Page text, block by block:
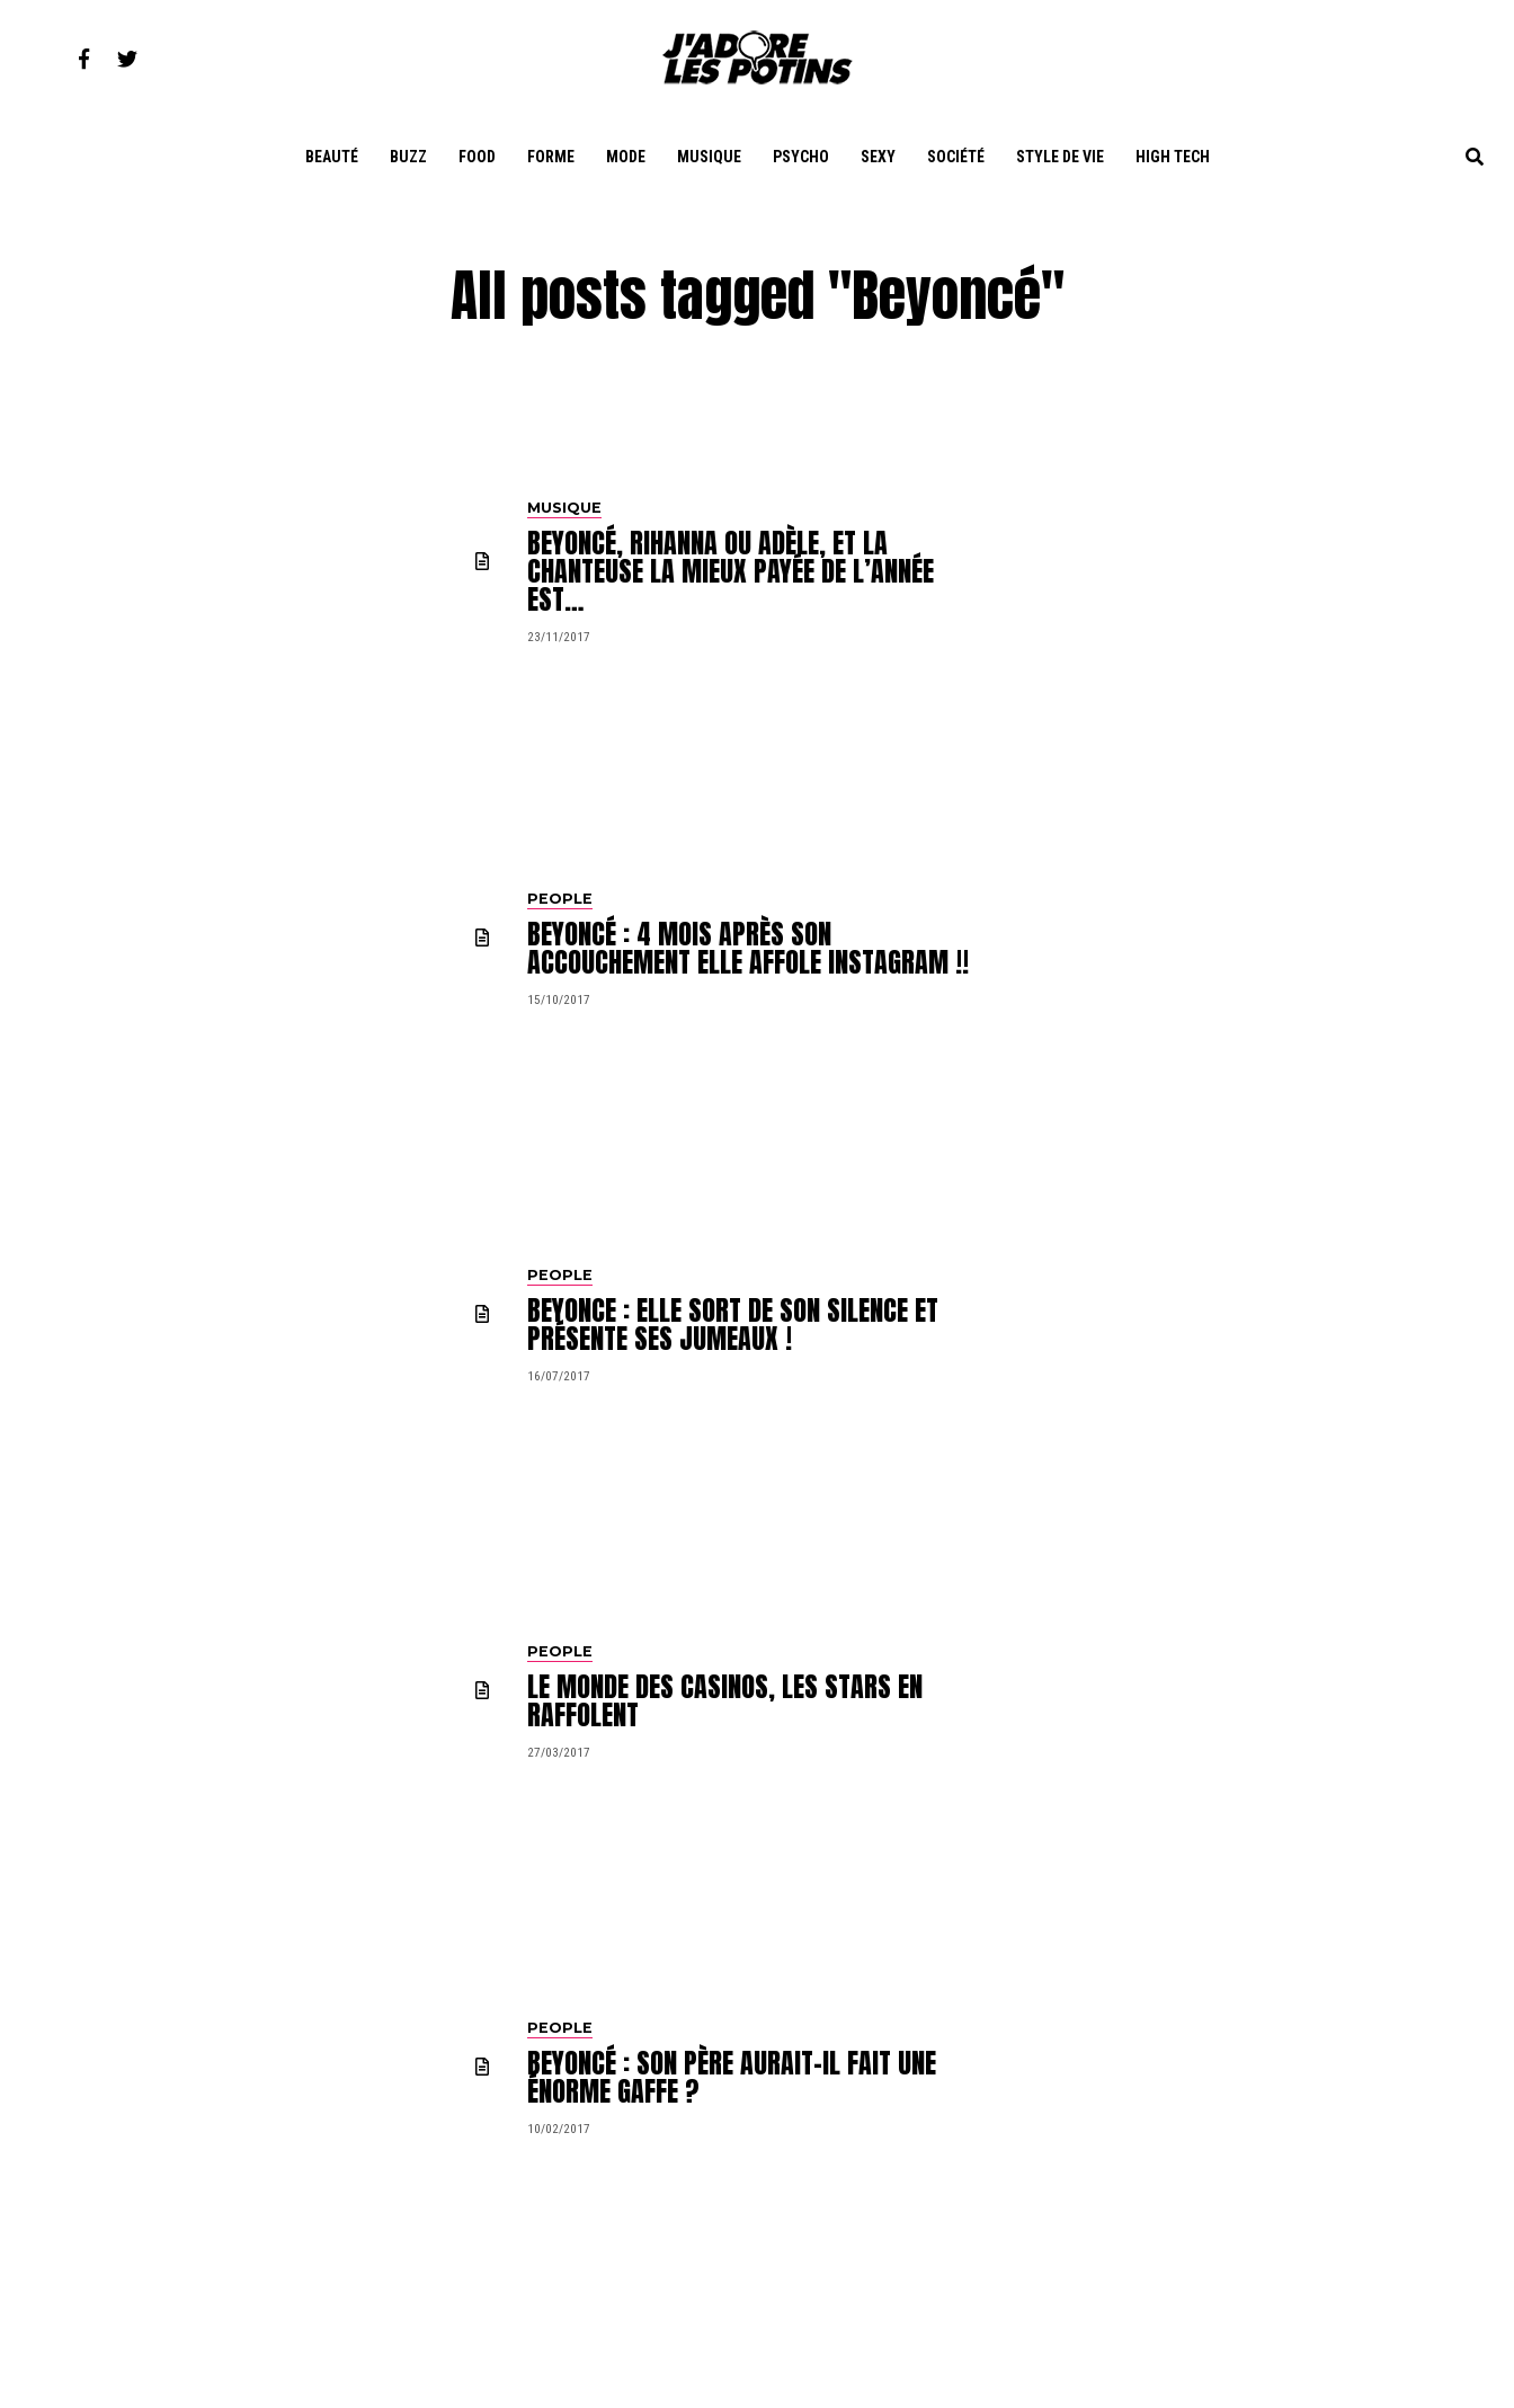
BEAUTÉ BUZZ FOOD FORME MODE MUSIQUE PSYCHO SEXY SOCIÉTÉ STYLE DE VIE HIGH TECH
All posts tagged "Beyoncé"
MUSIQUE
BEYONCÉ, RIHANNA OU ADÈLE, ET LA
CHANTEUSE LA MIEUX PAYÉE DE L’ANNÉE
EST…
23/11/2017
PEOPLE
BEYONCÉ : 4 MOIS APRÈS SON
ACCOUCHEMENT ELLE AFFOLE INSTAGRAM !!
15/10/2017
PEOPLE
BEYONCE : ELLE SORT DE SON SILENCE ET
PRÉSENTE SES JUMEAUX !
16/07/2017
PEOPLE
LE MONDE DES CASINOS, LES STARS EN
RAFFOLENT
27/03/2017
PEOPLE
BEYONCÉ : SON PÈRE AURAIT-IL FAIT UNE
ÉNORME GAFFE ?
10/02/2017